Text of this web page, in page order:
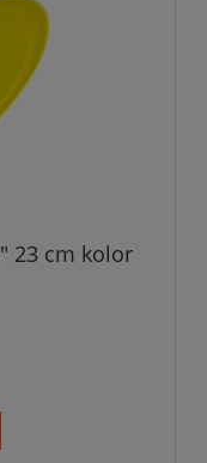
23 cm kolor